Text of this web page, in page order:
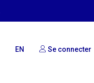
EN Se connecter